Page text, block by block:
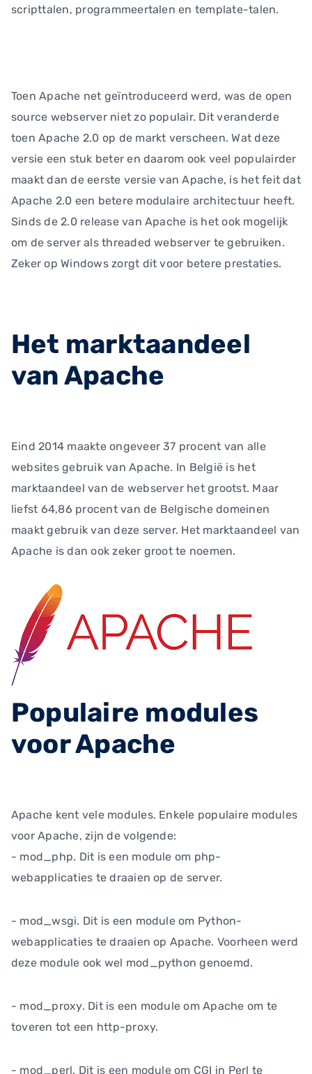
scripttalen, programmeertalen en template-talen.
Toen Apache net geïntroduceerd werd, was de open
source webserver niet zo populair. Dit veranderde
toen Apache 2.0 op de markt verscheen. Wat deze
versie een stuk beter en daarom ook veel populairder
maakt dan de eerste versie van Apache, is het feit dat
Apache 2.0 een betere modulaire architectuur heeft.
Sinds de 2.0 release van Apache is het ook mogelijk
om de server als threaded webserver te gebruiken.
Zeker op Windows zorgt dit voor betere prestaties.
Het marktaandeel
van Apache
Eind 2014 maakte ongeveer 37 procent van alle
websites gebruik van Apache. In België is het
marktaandeel van de webserver het grootst. Maar
liefst 64,86 procent van de Belgische domeinen
maakt gebruik van deze server. Het marktaandeel van
Apache is dan ook zeker groot te noemen.
Populaire modules
voor Apache
Apache kent vele modules. Enkele populaire modules
voor Apache, zijn de volgende:
- mod_php. Dit is een module om php-
webapplicaties te draaien op de server.
- mod_wsgi. Dit is een module om Python-
webapplicaties te draaien op Apache. Voorheen werd
deze module ook wel mod_python genoemd.
- mod_proxy. Dit is een module om Apache om te
toveren tot een http-proxy.
- mod_perl. Dit is een module om CGI in Perl te